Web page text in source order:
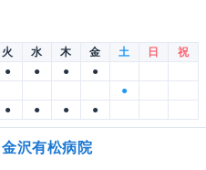
火 水 木 金 土 日
祝
● ● ●
●
●
● ● ● ●
沢有松病院